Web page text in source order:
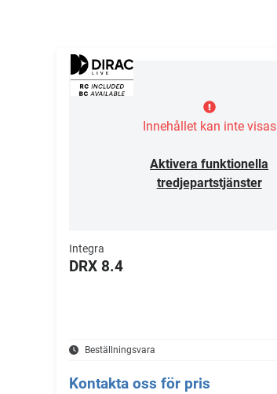
Innehållet kan inte visas
Aktivera funktionella
tredjepartstjänster
Integra
DRX 8.4
Beställningsvara
Kontakta oss för pris